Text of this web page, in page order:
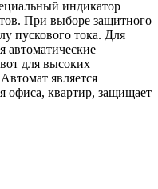
индикатор
При выборе защитного
пускового тока. Для
автоматические
для высоких
является
офиса, квартир, защищает